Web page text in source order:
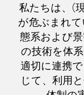
私たちは、(
が危ぶまれ
態系および
の技術を体
適切に連携
じて、利用